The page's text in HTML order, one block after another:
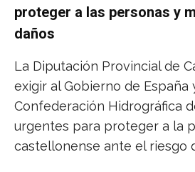
proteger a las personas y
daños
La Diputación Provincial de
exigir al Gobierno de España
Confederación Hidrográfica
urgentes para proteger a la
castellonense ante el riesgo